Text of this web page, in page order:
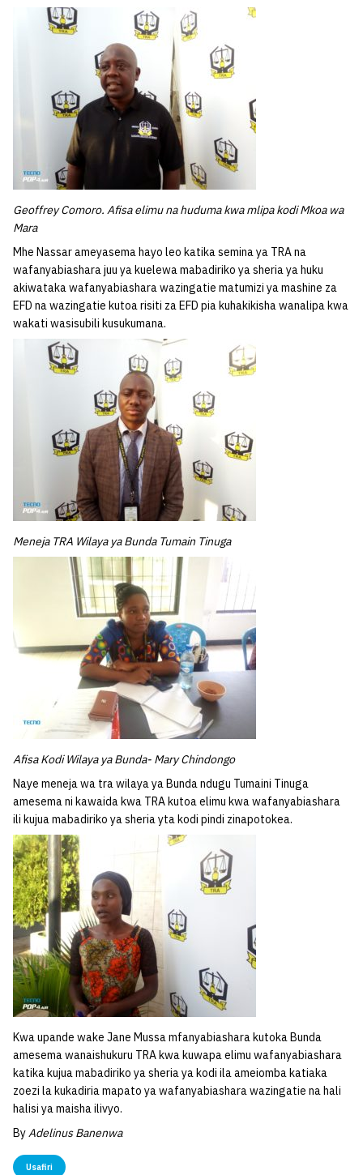
Geoffrey Comoro. Afisa elimu na huduma kwa mlipa kodi Mkoa wa
Mara
Mhe Nassar ameyasema hayo leo katika semina ya TRA na
wafanyabiashara juu ya kuelewa mabadiriko ya sheria ya huku
akiwataka wafanyabiashara wazingatie matumizi ya mashine za
EFD na wazingatie kutoa risiti za EFD pia kuhakikisha wanalipa kwa
wakati wasisubili kusukumana.
Meneja TRA Wilaya ya Bunda Tumain Tinuga
Afisa Kodi Wilaya ya Bunda- Mary Chindongo
Naye meneja wa tra wilaya ya Bunda ndugu Tumaini Tinuga
amesema ni kawaida kwa TRA kutoa elimu kwa wafanyabiashara
ili kujua mabadiriko ya sheria yta kodi pindi zinapotokea.
Kwa upande wake Jane Mussa mfanyabiashara kutoka Bunda
amesema wanaishukuru TRA kwa kuwapa elimu wafanyabiashara
katika kujua mabadiriko ya sheria ya kodi ila ameiomba katiaka
zoezi la kukadiria mapato ya wafanyabiashara wazingatie na hali
halisi ya maisha ilivyo.
ByAdelinus Banenwa
Usafiri